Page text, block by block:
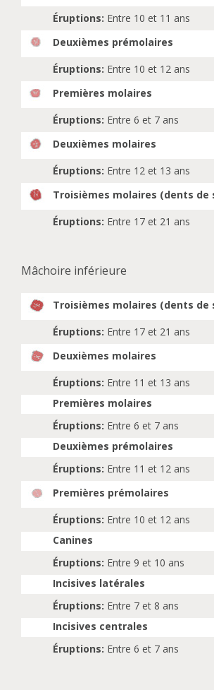
Éruptions: Entre 10 et 11 ans
Deuxièmes prémolaires
Éruptions: Entre 10 et 12 ans
Premières molaires
Éruptions: Entre 6 et 7 ans
Deuxièmes molaires
Éruptions: Entre 12 et 13 ans
Troisièmes molaires (dents de
Éruptions: Entre 17 et 21 ans
Mâchoire inférieure
Troisièmes molaires (dents de
Éruptions: Entre 17 et 21 ans
Deuxièmes molaires
Éruptions: Entre 11 et 13 ans
Premières molaires
Éruptions: Entre 6 et 7 ans
Deuxièmes prémolaires
Éruptions: Entre 11 et 12 ans
Premières prémolaires
Éruptions: Entre 10 et 12 ans
Canines
Éruptions: Entre 9 et 10 ans
Incisives latérales
Éruptions: Entre 7 et 8 ans
Incisives centrales
Éruptions: Entre 6 et 7 ans